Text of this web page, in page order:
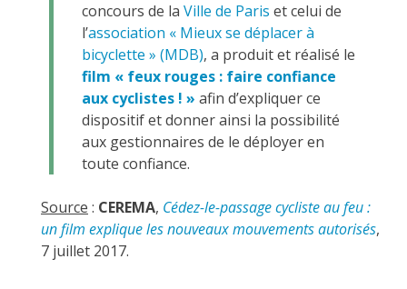
concours de la Ville de Paris et celui de
l’association « Mieux se déplacer à
bicyclette » (MDB), a produit et réalisé le
film « feux rouges : faire confiance
aux cyclistes ! » afin d’expliquer ce
dispositif et donner ainsi la possibilité
aux gestionnaires de le déployer en
toute confiance.
Source : CEREMA, Cédez-le-passage cycliste au feu :
un film explique les nouveaux mouvements autorisés,
7 juillet 2017.